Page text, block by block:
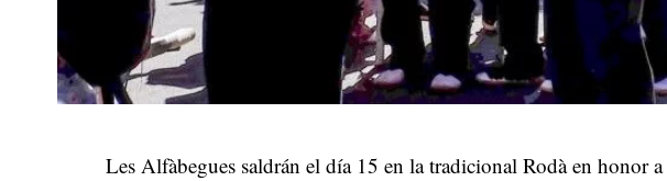
Les Alfàbegues saldrán el día 15 en la tradicional Rodà en honor